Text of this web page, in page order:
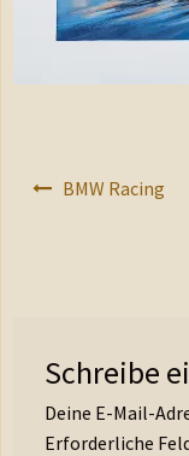
Impressum
Beitragsnavigation
BMW Racing
Schreibe
Deine E-Mail-
Erforderliche